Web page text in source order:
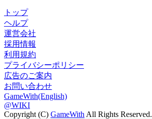
トップ
ヘルプ
運営会社
採用情報
利用規約
プライバシーポリシー
広告のご案内
お問い合わせ
GameWith(English)
@WIKI
Copyright (C) GameWith All Rights Reserved.